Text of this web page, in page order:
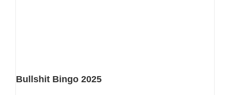
Bullshit Bingo 2025